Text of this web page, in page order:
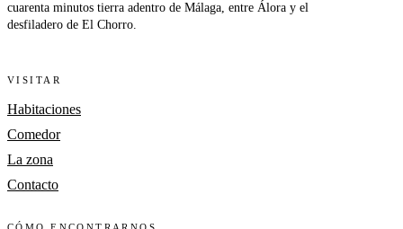
cuarenta minutos tierra adentro de Málaga, entre Álora y el
desfiladero de El Chorro.
VISITAR
Habitaciones
Comedor
La zona
Contacto